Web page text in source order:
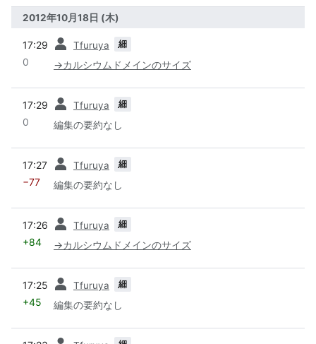
2012年10月18日 (木)
17:29 Tfuruya 細
0 →カルシウムドメインのサイズ
17:29 Tfuruya 細
0 編集の要約なし
17:27 Tfuruya 細
−77 編集の要約なし
17:26 Tfuruya 細
+84 →カルシウムドメインのサイズ
17:25 Tfuruya 細
+45 編集の要約なし